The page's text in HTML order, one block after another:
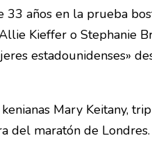
años en la prueba
Kieffer o Stephanie
estadounidenses»
Mary Keitany,
del maratón de Londres.